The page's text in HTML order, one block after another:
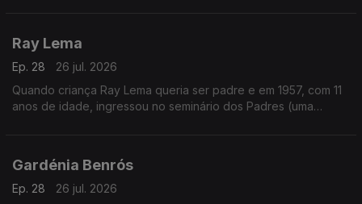
Ray Lema
Ep. 28
26 jul. 2026
Quando criança Ray Lema queria ser padre e em 1957, com 11
anos de idade, ingressou no seminário dos Padres (uma
Gardénia Benrós
Ep. 28
26 jul. 2026